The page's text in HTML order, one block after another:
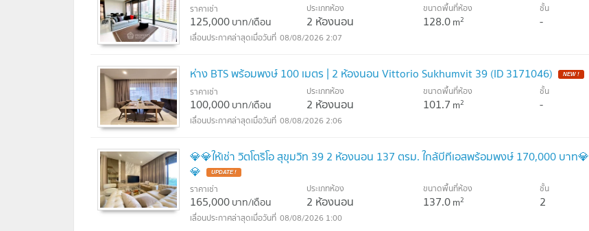
ราคาเช่า
125,000บาท/เดือน
ประเภทห้อง
2 ห้องนอน
ขนาดพื้นที่ห้อง
128.0m2
ชั้น
-
08/08/2026 2:07
ห่าง BTS พร้อมพงษ์ 100 เมตร | 2 ห้องนอน Vittorio Sukhumvit 39 (ID 3171046) NEW !
ราคาเช่า
100,000บาท/เดือน
ประเภทห้อง
2 ห้องนอน
ขนาดพื้นที่ห้อง
101.7 m2
ชั้น
-
08/08/2026 2:06
💎💎ให้เช่า วิตโตริโอ สุขุมวิท 39 2 ห้องนอน 137 ตรม. ใกล้บีทีเอสพร้อมพงษ์ 170,000 บาท💎
💎
UPDATE !
ราคาเช่า
165,000บาท/เดือน
ประเภทห้อง
2 ห้องนอน
ขนาดพื้นที่ห้อง
137.0m2
ชั้น
2
08/08/2026 1:00